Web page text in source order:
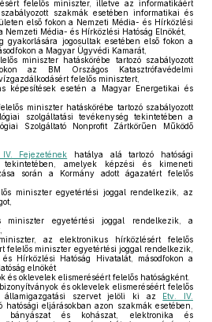
felelős miniszter, illetve az informatikáért
szakmák esetében informatikai és
első fokon a Nemzeti Média- és Hírközlési
Nemzeti Média- és Hírközlési Hatóság Elnökét,
gyakorlására jogosultak esetében első fokon a
a Magyar Ügyvédi Kamarát,
miniszter hatáskörébe tartozó szabályozott
az BM Országos Katasztrófavédelmi
felelős minisztert,
képesítések esetén a Magyar Energetikai és
miniszter hatáskörébe tartozó szabályozott
szolgáltatási tevékenység tekintetében a
Szolgáltató Nonprofit Zártkörűen Működő
Fejezetének hatálya alá tartozó hatósági
tekintetében, amelyek képzési és kimeneti
során a Kormány adott ágazatért felelős
miniszter egyetértési joggal rendelkezik, az
miniszter egyetértési joggal rendelkezik, a
az elektronikus hírközlésért felelős
felelős miniszter egyetértési joggal rendelkezik,
Hírközlési Hatóság Hivatalát, másodfokon a
elnökét
oklevelek elismeréséért felelős hatóságként.
és oklevelek elismeréséért felelős
államigazgatási szervet jelöli ki az Etv. IV.
hatósági eljárásokban azon szakmák esetében,
bányászat és kohászat, elektronika és